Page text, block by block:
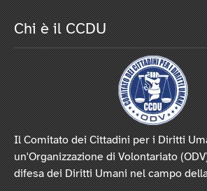
Chi è il CCDU
Il Comitato dei Cittadini per i Diritti
un'Organizzazione di Volontariato
difesa dei Diritti Umani nel campo